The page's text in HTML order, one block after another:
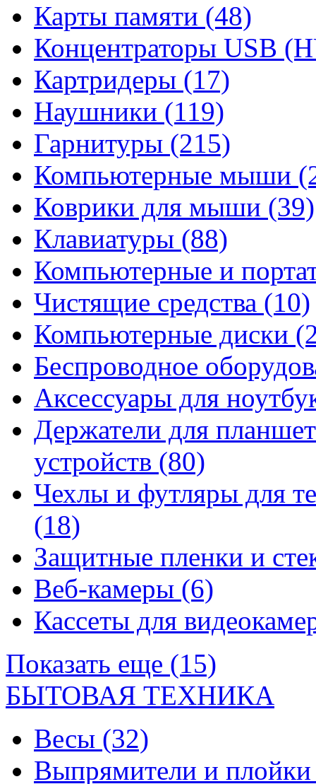
Карты памяти (48)
Концентраторы USB
Картридеры (17)
Наушники (119)
Гарнитуры (215)
Компьютерные мыши
Коврики для мыши (39)
Клавиатуры (88)
Компьютерные и
Чистящие средства (10)
Компьютерные диски
Беспроводное
Аксессуары для
Держатели для
устройств (80)
Чехлы и футляры для
(18)
Защитные пленки и
Веб-камеры (6)
Кассеты для
Показать еще (15)
БЫТОВАЯ ТЕХНИКА
Весы (32)
Выпрямители и